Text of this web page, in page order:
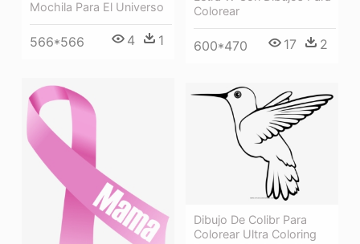
Colorear
600*470 17 2
Mochila Para El Universo
566*566 4 1
Dibujo De Colibr Para
Colorear Ultra Coloring